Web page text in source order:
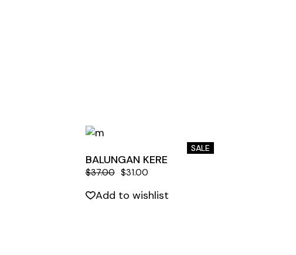
SALE
BALUNGAN KERE
$37.00 $31.00
Add to wishlist